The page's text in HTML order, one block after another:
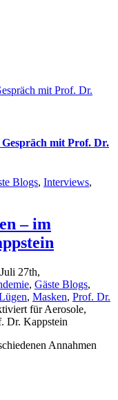
mit Prof. Dr.
mit Prof. Dr.
Blogs, Interviews,
– im
Juli 27th,
, Gäste Blogs,
, Masken, Prof. Dr.
für Aerosole,
Dr. Kappstein
Annahmen